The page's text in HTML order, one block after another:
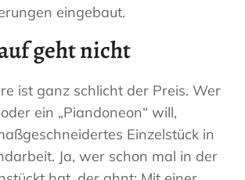
eingebaut.
geht nicht
ist ganz schlicht der Preis. Wer
ein „Piandoneon“ will,
Einzelstück in
Ja, wer schon mal in der